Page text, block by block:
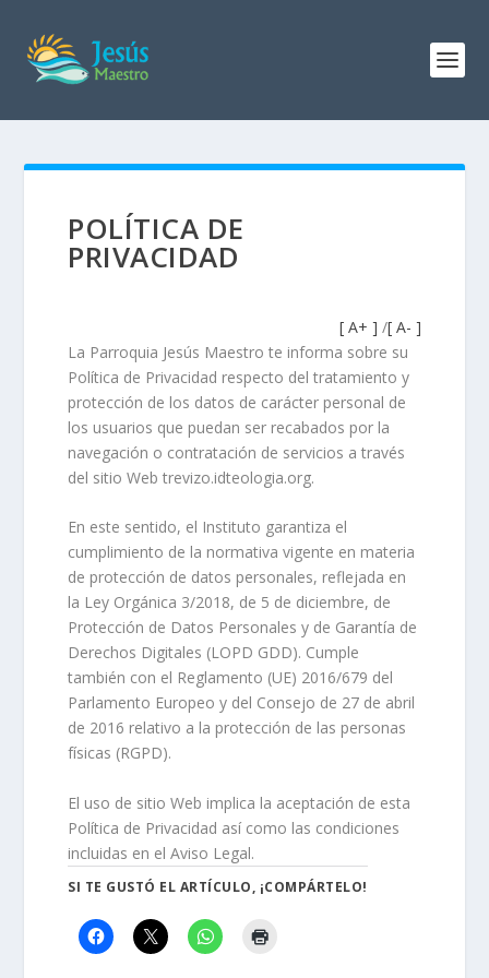
POLÍTICA DE
PRIVACIDAD
[ A+ ] /[ A- ]
La Parroquia Jesús Maestro te informa sobre su
Política de Privacidad respecto del tratamiento y
protección de los datos de carácter personal de
los usuarios que puedan ser recabados por la
navegación o contratación de servicios a través
del sitio Web trevizo.idteologia.org.
En este sentido, el Instituto garantiza el
cumplimiento de la normativa vigente en materia
de protección de datos personales, reflejada en
la Ley Orgánica 3/2018, de 5 de diciembre, de
Protección de Datos Personales y de Garantía de
Derechos Digitales (LOPD GDD). Cumple
también con el Reglamento (UE) 2016/679 del
Parlamento Europeo y del Consejo de 27 de abril
de 2016 relativo a la protección de las personas
físicas (RGPD).
El uso de sitio Web implica la aceptación de esta
Política de Privacidad así como las condiciones
incluidas en el Aviso Legal.
SI TE GUSTÓ EL ARTÍCULO, ¡COMPÁRTELO!